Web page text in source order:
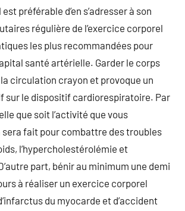
préférable d’en s’adresser à son
régulière de l’exercice corporel
les plus recommandées pour
santé artérielle. Garder le corps
circulation crayon et provoque un
sur le dispositif cardiorespiratoire. Par
que soit l’activité que vous
sera fait pour combattre des troubles
l’hypercholestérolémie et
part, bénir au minimum une demi
à réaliser un exercice corporel
du myocarde et d’accident